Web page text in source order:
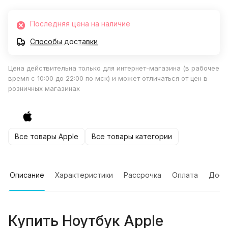
Последняя цена на наличие
Способы доставки
Цена действительна только для интернет-магазина (в рабочее
время с 10:00 до 22:00 по мск) и может отличаться от цен в
розничных магазинах
Все товары Apple Все товары категории
Описание Характеристики Рассрочка Оплата
Купить Ноутбук Apple